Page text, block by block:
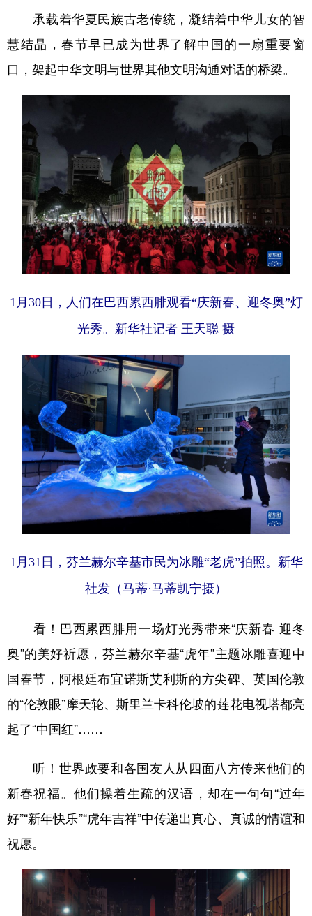
承载着华夏民族古老传统，凝结着中华儿女的智
慧结晶，春节早已成为世界了解中国的一扇重要窗
口，架起中华文明与世界其他文明沟通对话的桥梁。
1月30日，人们在巴西累西腓观看“庆新春、迎冬奥”灯
光秀。新华社记者 王天聪 摄
1月31日，芬兰赫尔辛基市民为冰雕“老虎”拍照。新华
社发（马蒂·马蒂凯宁摄）
看！巴西累西腓用一场灯光秀带来“庆新春 迎冬
奥”的美好祈愿，芬兰赫尔辛基“虎年”主题冰雕喜迎中
国春节，阿根廷布宜诺斯艾利斯的方尖碑、英国伦敦
的“伦敦眼”摩天轮、斯里兰卡科伦坡的莲花电视塔都亮
起了“中国红”……
听！世界政要和各国友人从四面八方传来他们的
新春祝福。他们操着生疏的汉语，却在一句句“过年
好”“新年快乐”“虎年吉祥”中传递出真心、真诚的情谊和
祝愿。